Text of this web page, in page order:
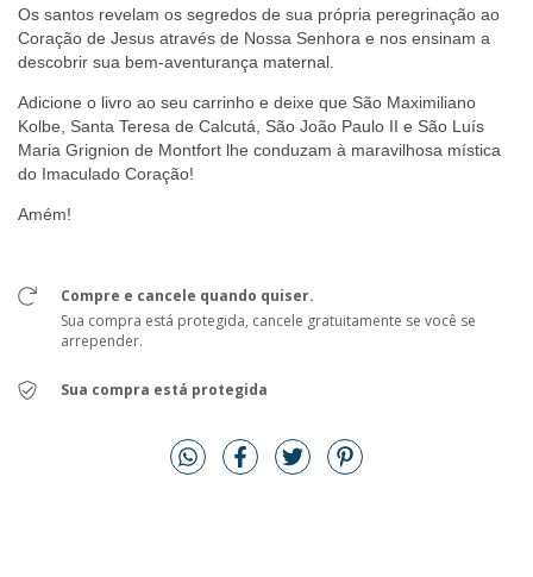
Os santos revelam os segredos de sua própria peregrinação ao
Coração de Jesus através de Nossa Senhora e nos ensinam a
descobrir sua bem-aventurança maternal.
Adicione o livro ao seu carrinho e deixe que São Maximiliano
Kolbe, Santa Teresa de Calcutá, São João Paulo II e São Luís
Maria Grignion de Montfort lhe conduzam à maravilhosa mística
do Imaculado Coração!
Amém!
Compre e cancele quando quiser.
Sua compra está protegida, cancele gratuitamente se você se
arrepender.
Sua compra está protegida